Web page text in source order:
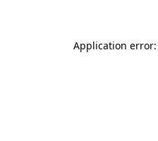
Application